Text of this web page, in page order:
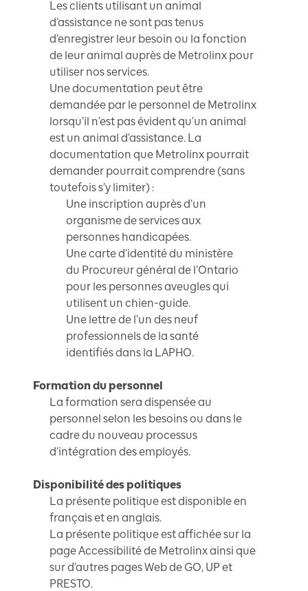
Les clients utilisant un animal
d’assistance ne sont pas tenus
d’enregistrer leur besoin ou la fonction
de leur animal auprès de Metrolinx pour
utiliser nos services.
Une documentation peut être
demandée par le personnel de Metrolinx
lorsqu’il n’est pas évident qu’un animal
est un animal d’assistance. La
documentation que Metrolinx pourrait
demander pourrait comprendre (sans
toutefois s’y limiter) :
Une inscription auprès d’un
organisme de services aux
personnes handicapées.
Une carte d’identité du ministère
du Procureur général de l’Ontario
pour les personnes aveugles qui
utilisent un chien-guide.
Une lettre de l’un des neuf
professionnels de la santé
identifiés dans la LAPHO.
Formation du personnel
La formation sera dispensée au
personnel selon les besoins ou dans le
cadre du nouveau processus
d’intégration des employés.
Disponibilité des politiques
La présente politique est disponible en
français et en anglais.
La présente politique est affichée sur la
page Accessibilité de Metrolinx ainsi que
sur d’autres pages Web de GO, UP et
PRESTO.